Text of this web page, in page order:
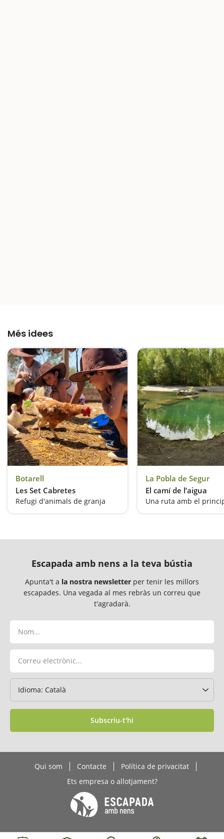
Més idees
Botarell
Les Set Cabretes
Refugi d'animals de granja
La Pobla de Segur
El camí de l’aigua
Escapada amb nens a la teva bústia
Apunta't a la nostra newsletter per tenir les millors
escapades. Una vegada al mes rebràs un correu que
t'agradarà.
Subscriu-t'hi
Qui som Contacte
Política de privacitat
Ets empresa o allotjament?